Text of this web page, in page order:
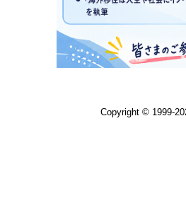
Copyright © 1999-